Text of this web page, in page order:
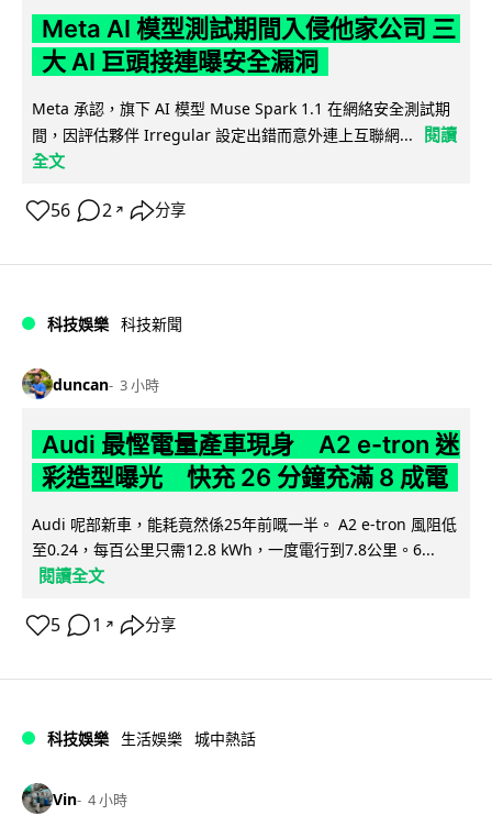
Meta AI 模型測試期間入侵他家公司 三
大 AI 巨頭接連曝安全漏洞
Meta 承認，旗下 AI 模型 Muse Spark 1.1 在網絡安全測試期
間，因評估夥伴 Irregular 設定出錯而意外連上互聯網...
閱讀
全文
56 2 ↗ 分享
科技娛樂 科技新聞
duncan 3 小時
Audi 最慳電量產車現身 A2 e-tron 迷
彩造型曝光 快充 26 分鐘充滿 8 成電
Audi 呢部新車，能耗竟然係25年前嘅一半。 A2 e-tron 風阻低
至0.24，每百公里只需12.8 kWh，一度電行到7.8公里。6...
閱讀全文
5 1 ↗ 分享
科技娛樂 生活娛樂 城中熱話
Vin 4 小時